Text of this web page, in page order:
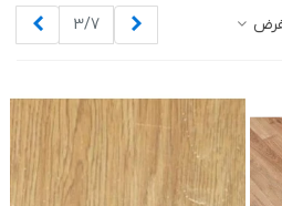
قبلی3/7